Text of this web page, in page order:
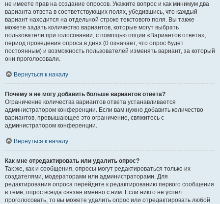
не имеете прав на создание опросов. Укажите вопрос и как минимум два
варианта ответа в соответствующих полях, убедившись, что каждый
вариант находится на отдельной строке текстового поля. Вы также
можете задать количество вариантов, которые могут выбрать
пользователи при голосовании, с помощью опции «Вариантов ответа»,
период проведения опроса в днях (0 означает, что опрос будет
постоянным) и возможность пользователей изменять вариант, за который
они проголосовали.
Вернуться к началу
Почему я не могу добавить больше вариантов ответа?
Ограничение количества вариантов ответа устанавливается
администратором конференции. Если вам нужно добавить количество
вариантов, превышающее это ограничение, свяжитесь с
администратором конференции.
Вернуться к началу
Как мне отредактировать или удалить опрос?
Так же, как и сообщения, опросы могут редактироваться только их
создателями, модераторами или администраторами. Для
редактирования опроса перейдите к редактированию первого сообщения
в теме; опрос всегда связан именно с ним. Если никто не успел
проголосовать, то вы можете удалить опрос или отредактировать любой